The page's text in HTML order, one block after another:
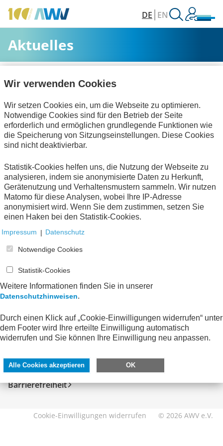
DE EN
Aktuelles
Alle Kategorien
Informationswirtschaft
Publikationen
Keine Nachrichten verfügbar.
SERVICE
Impressum
Datenschutzhinweise
Barrierefreiheit
DIREKT ZU
eXTra
AWV-Forum
Cookie-Einwilligungen widerrufen © 2026 AWV e.V.
Wir verwenden Cookies
Wir setzen Cookies ein, um die Webseite zu optimieren.
Notwendige Cookies sind für den Betrieb der Seite
erforderlich und ermöglichen grundlegende Funktionen wie
die Speicherung von Sitzungseinstellungen. Diese Cookies
sind nicht deaktivierbar.
Statistik-Cookies helfen uns, die Nutzung der Webseite zu
analysieren, indem sie anonymisierte Daten zu Herkunft,
Gerätenutzung und Verhaltensmustern sammeln. Wir nutzen
Matomo für diese Analysen, wobei Ihre IP-Adresse
anonymisiert wird. Wenn Sie dem zustimmen, setzen Sie
einen Haken bei den Statistik-Cookies.
Impressum | Datenschutz
Notwendige Cookies
Statistik-Cookies
Weitere Informationen finden Sie in unserer
Datenschutzhinweisen.
Durch einen Klick auf „Cookie-Einwilligungen widerrufen“ unter
dem Footer wird Ihre erteilte Einwilligung automatisch
widerrufen und Sie können Ihre Einwilligung neu anpassen.
Alle Cookies akzeptieren OK